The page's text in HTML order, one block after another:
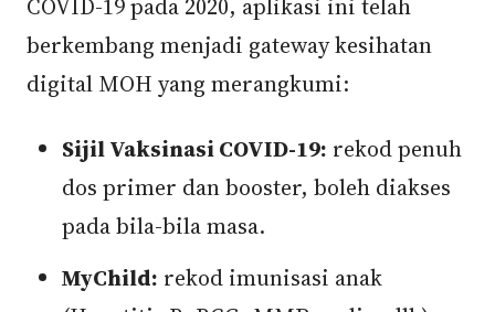
COVID-19 pada 2020, aplikasi ini telah
berkembang menjadi gateway kesihatan
digital MOH yang merangkumi:
Sijil Vaksinasi COVID-19: rekod penuh
dos primer dan booster, boleh diakses
pada bila-bila masa.
MyChild: rekod imunisasi anak